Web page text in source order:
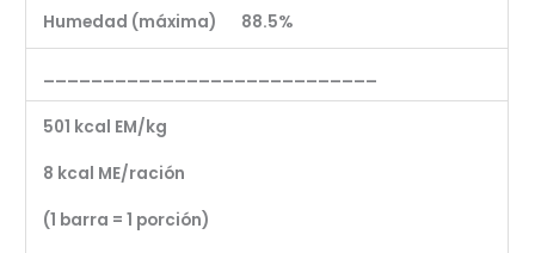
Humedad (máxima) 88.5%
____________________________
501 kcal EM/kg
8 kcal ME/ración
(1 barra = 1 porción)